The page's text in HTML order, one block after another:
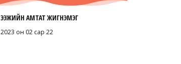
ЭЭЖИЙН АМТАТ ЖИГНЭМЭГ
2023 он 02 сар 22